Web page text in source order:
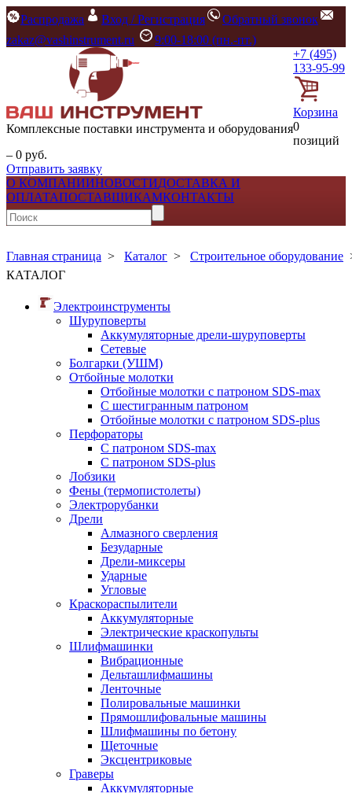
Распродажа Вход / Регистрация
Обратный звонок
zakaz@vashinstrument.ru
9:00-18:00 (пн.-пт.)
Комплексные поставки инструмента и оборудования
+7 (495)
133-95-99
Корзина
0
позиций
– 0 руб.
Отправить заявку
О КОМПАНИИНОВОСТИДОСТАВКА И
ОПЛАТАПОСТАВЩИКАМКОНТАКТЫ
Главная страница > Каталог > Строительное оборудование
КАТАЛОГ
Электроинструменты
Шуруповерты
Аккумуляторные дрели-шуруповерты
Сетевые
Болгарки (УШМ)
Отбойные молотки
Отбойные молотки с патроном SDS-max
С шестигранным патроном
Отбойные молотки с патроном SDS-plus
Перфораторы
С патроном SDS-max
С патроном SDS-plus
Лобзики
Фены (термопистолеты)
Электрорубанки
Дрели
Алмазного сверления
Безударные
Дрели-миксеры
Ударные
Угловые
Краскораспылители
Аккумуляторные
Электрические краскопульты
Шлифмашинки
Вибрационные
Дельташлифмашины
Ленточные
Полировальные машинки
Прямошлифовальные машины
Шлифмашины по бетону
Щеточные
Эксцентриковые
Граверы
Аккумуляторные